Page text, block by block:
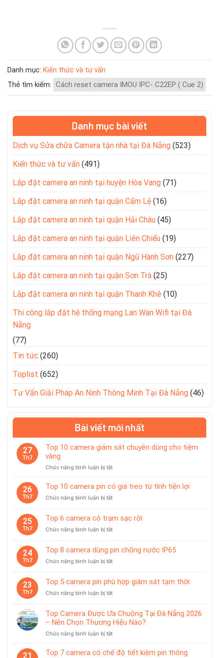
Danh mục: Kiến thức và tư vấn
Thẻ tìm kiếm: Cách reset camera IMOU IPC- C22EP ( Cue 2)
Danh mục bài viết
Dịch vụ Sửa chữa Camera tận nhà tại Đà Nẵng (523)
Kiến thức và tư vấn (491)
Lắp đặt camera an ninh tại huyện Hòa Vang (71)
Lắp đặt camera an ninh tại quận Cẩm Lệ (16)
Lắp đặt camera an ninh tại quận Hải Châu (45)
Lắp đặt camera an ninh tại quận Liên Chiểu (19)
Lắp đặt camera an ninh tại quận Ngũ Hành Sơn (227)
Lắp đặt camera an ninh tại quận Sơn Trà (25)
Lắp đặt camera an ninh tại quận Thanh Khê (10)
Thi công lắp đặt hệ thống mạng Lan Wan Wifi tại Đà
Nẵng
(77)
Tin tức (260)
Toplist (652)
Tư Vấn Giải Pháp An Ninh Thông Minh Tại Đà Nẵng (46)
Bài viết mới nhất
27
Th7
Top 10 camera giám sát chuyên dùng cho tiệm
vàng
Chức năng bình luận bị tắtở
10
camera
giám
chuyên
cho
vàng
26
Th7
Top 10 camera pin có giá treo từ tính tiện lợi
Chức năng bình luận bị tắtở
camera
pin
giá
từ
tiện
25
Th7
Top 6 camera có trạm sạc rời
Chức năng bình luận bị tắtở
camera
có
sạc
24
Th7
Top 8 camera dùng pin chống nước IP65
Chức năng bình luận bị tắtở
camera
dùng
chống
nước
IP65
23
Th7
Top 5 camera pin phù hợp giám sát tạm thời
Chức năng bình luận bị tắtở
5
camera
pin
phù
giám
Top Camera Được Ưa Chuộng Tại Đà Nẵng 2026
– Nên Chọn Thương Hiệu Nào?
Chức năng bình luận bị tắtở
Camera
21
Top 7 camera có chế độ tiết kiệm pin thông